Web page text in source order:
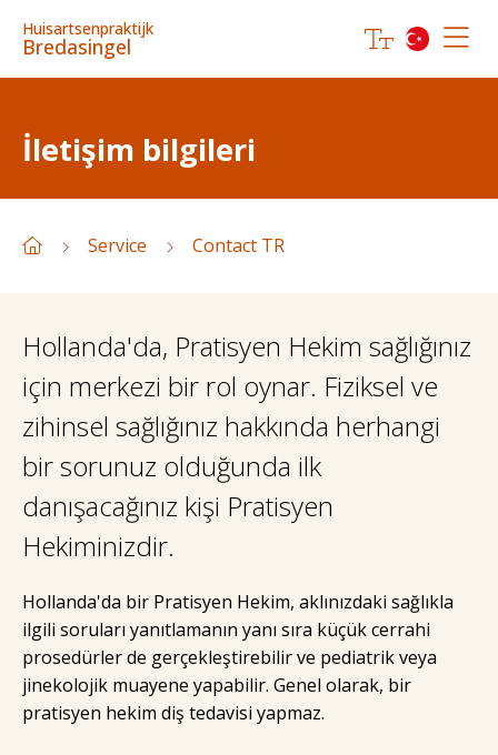
Huisartsenpraktijk
Bredasingel
İletişim bilgileri
Service Contact TR
Hollanda'da, Pratisyen Hekim sağlığınız
için merkezi bir rol oynar. Fiziksel ve
zihinsel sağlığınız hakkında herhangi
bir sorunuz olduğunda ilk
danışacağınız kişi Pratisyen
Hekiminizdir.
Hollanda'da bir Pratisyen Hekim, aklınızdaki sağlıkla
ilgili soruları yanıtlamanın yanı sıra küçük cerrahi
prosedürler de gerçekleştirebilir ve pediatrik veya
jinekolojik muayene yapabilir. Genel olarak, bir
pratisyen hekim diş tedavisi yapmaz.